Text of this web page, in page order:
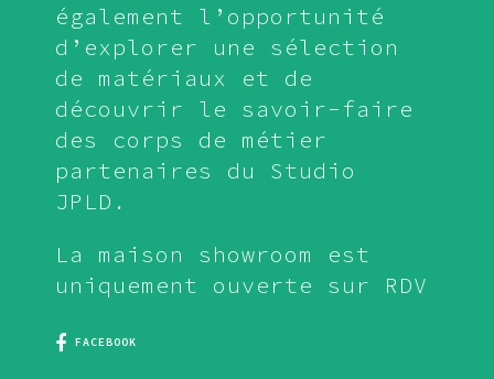
également l’opportunité
d’explorer une sélection
de matériaux et de
découvrir le savoir-faire
des corps de métier
partenaires du Studio
JPLD.
La maison showroom est
uniquement ouverte sur RDV
FACEBOOK